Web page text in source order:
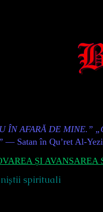
ÎN AFARĂ DE MINE.”
— Satan în Qu’ret Al-
ȘI
spirituali